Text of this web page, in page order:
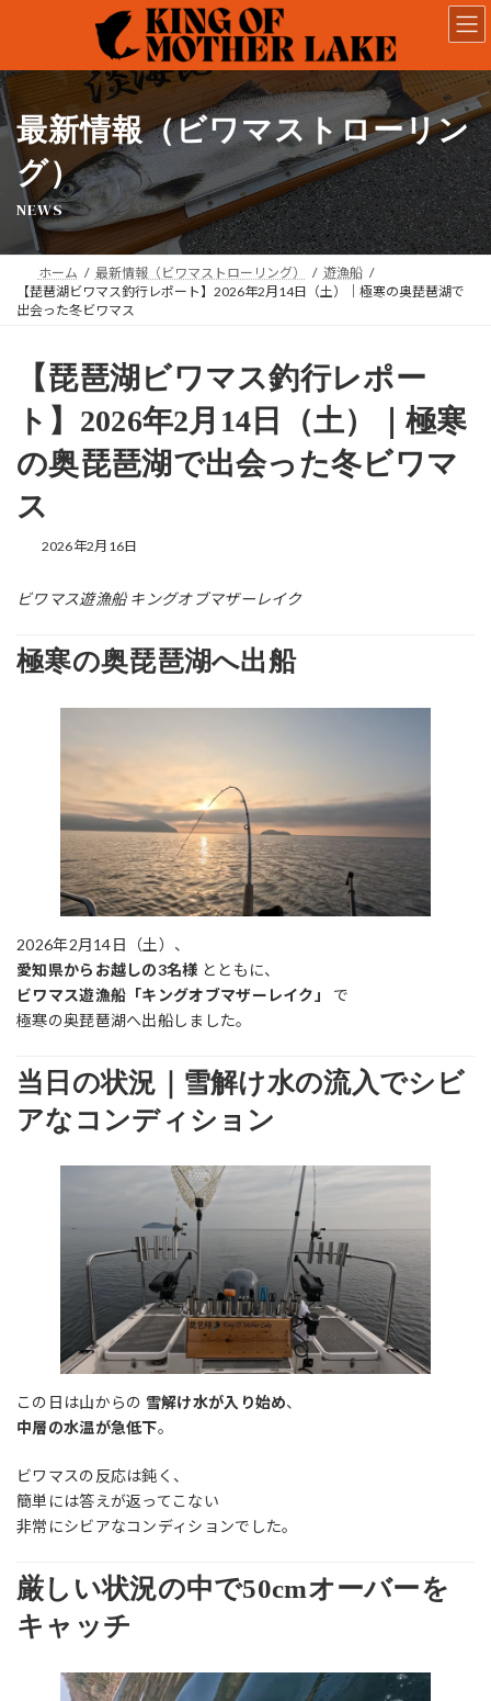
ン
ツ
へ
ス
ー
シ
ョ
ン最新情報（ビワマストローリン
グ）
NEWS
ホーム 最新情報（ビワマストローリング）
遊漁船
【琵琶湖ビワマス釣行レポート】2026年2月14日（土）｜極寒の奥琵琶湖で
出会った冬ビワマス
【琵琶湖ビワマス釣行レポー
ト】2026年2月14日（土）｜極寒
の奥琵琶湖で出会った冬ビワマ
ス
2026年2月16日
ビワマス遊漁船 キングオブマザーレイク
極寒の奥琵琶湖へ出船
2026年2月14日（土）、
愛知県からお越しの3名様 とともに、
ビワマス遊漁船「キングオブマザーレイク」
で
極寒の奥琵琶湖へ出船しました。
当日の状況｜雪解け水の流入でシビ
アなコンディション
この日は山からの 雪解け水が入り始め、
中層の水温が急低下。
ビワマスの反応は鈍く、
簡単には答えが返ってこない
非常にシビアなコンディションでした。
厳しい状況の中で50cmオーバーを
キャッチ